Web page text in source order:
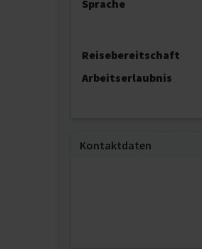
Sprache
Reisebereitschaft
Arbeitserlaubnis
Kontaktdaten